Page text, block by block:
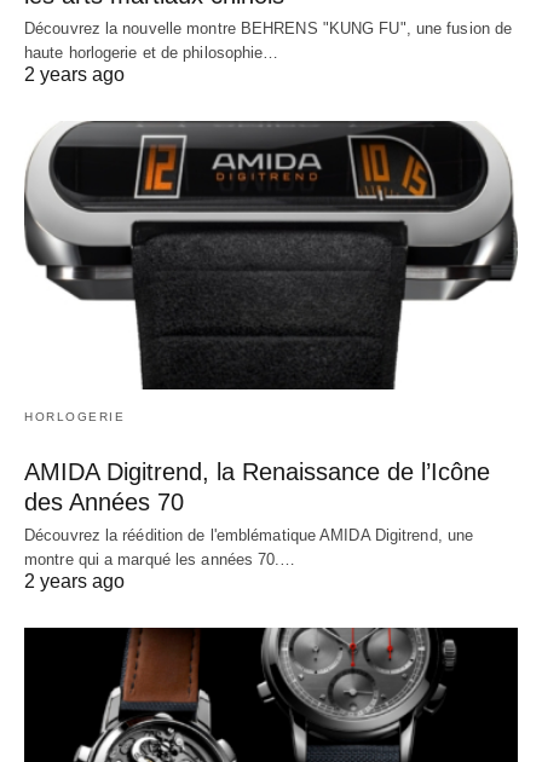
Découvrez la nouvelle montre BEHRENS "KUNG FU", une fusion de
haute horlogerie et de philosophie…
2 years ago
HORLOGERIE
AMIDA Digitrend, la Renaissance de l’Icône
des Années 70
Découvrez la réédition de l'emblématique AMIDA Digitrend, une
montre qui a marqué les années 70.…
2 years ago